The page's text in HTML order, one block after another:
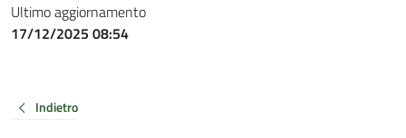
Ultimo aggiornamento
17/12/2025 08:54
Indietro